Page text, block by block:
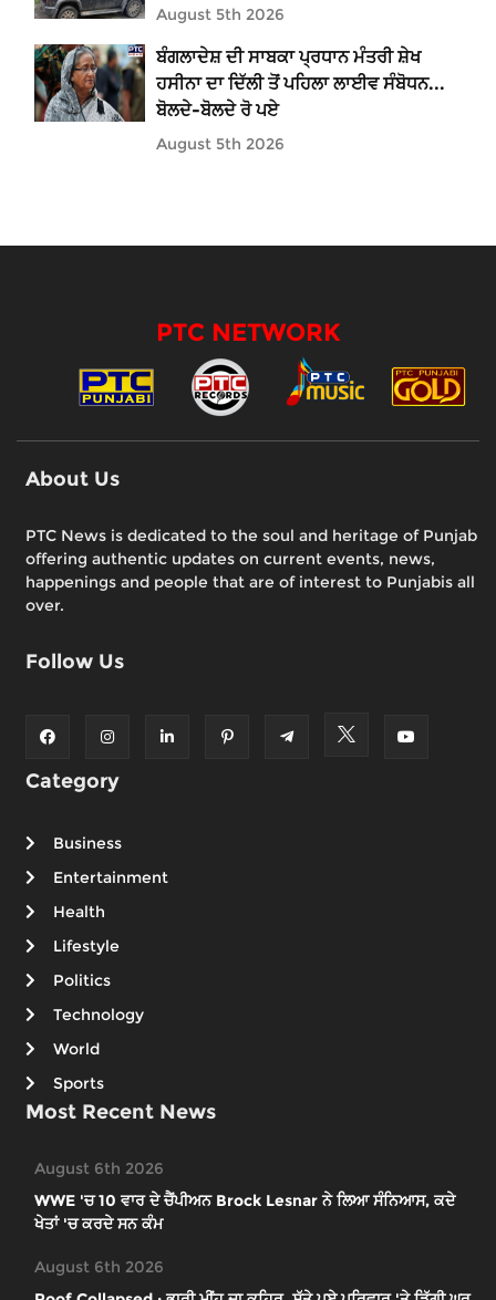
August 5th 2026
ਬੰਗਲਾਦੇਸ਼ ਦੀ ਸਾਬਕਾ ਪ੍ਰਧਾਨ ਮੰਤਰੀ ਸ਼ੇਖ
ਹਸੀਨਾ ਦਾ ਦਿੱਲੀ ਤੋਂ ਪਹਿਲਾ ਲਾਈਵ ਸੰਬੋਧਨ...
ਬੋਲਦੇ-ਬੋਲਦੇ ਰੋ ਪਏ
August 5th 2026
PTC NETWORK
About Us
PTC News is dedicated to the soul and heritage of Punjab
offering authentic updates on current events, news,
happenings and people that are of interest to Punjabis all
over.
Follow Us
Category
Business
Entertainment
Health
Lifestyle
Politics
Technology
World
Sports
Most Recent News
August 6th 2026
WWE 'ਚ 10 ਵਾਰ ਦੇ ਚੈਂਪੀਅਨ Brock Lesnar ਨੇ ਲਿਆ ਸੰਨਿਆਸ, ਕਦੇ
ਖੇਤਾਂ 'ਚ ਕਰਦੇ ਸਨ ਕੰਮ
August 6th 2026